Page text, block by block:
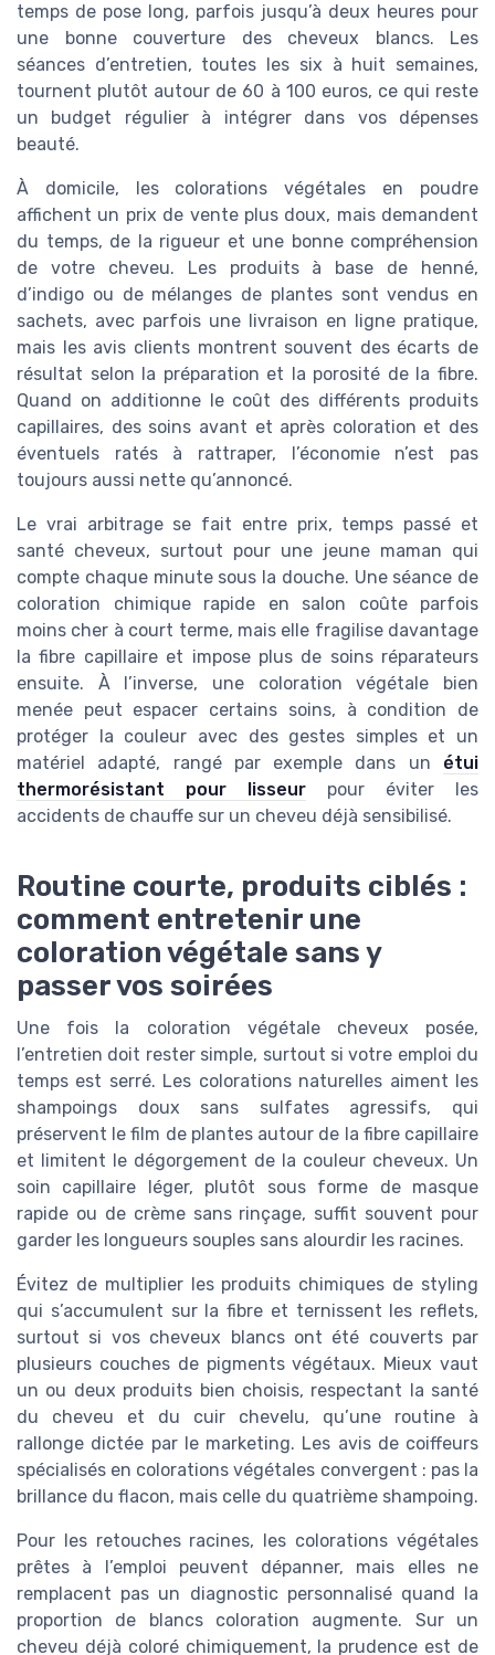
temps de pose long, parfois jusqu’à deux heures pour
une bonne couverture des cheveux blancs. Les
séances d’entretien, toutes les six à huit semaines,
tournent plutôt autour de 60 à 100 euros, ce qui reste
un budget régulier à intégrer dans vos dépenses
beauté.
À domicile, les colorations végétales en poudre
affichent un prix de vente plus doux, mais demandent
du temps, de la rigueur et une bonne compréhension
de votre cheveu. Les produits à base de henné,
d’indigo ou de mélanges de plantes sont vendus en
sachets, avec parfois une livraison en ligne pratique,
mais les avis clients montrent souvent des écarts de
résultat selon la préparation et la porosité de la fibre.
Quand on additionne le coût des différents produits
capillaires, des soins avant et après coloration et des
éventuels ratés à rattraper, l’économie n’est pas
toujours aussi nette qu’annoncé.
Le vrai arbitrage se fait entre prix, temps passé et
santé cheveux, surtout pour une jeune maman qui
compte chaque minute sous la douche. Une séance de
coloration chimique rapide en salon coûte parfois
moins cher à court terme, mais elle fragilise davantage
la fibre capillaire et impose plus de soins réparateurs
ensuite. À l’inverse, une coloration végétale bien
menée peut espacer certains soins, à condition de
protéger la couleur avec des gestes simples et un
matériel adapté, rangé par exemple dans un étui
thermorésistant pour lisseur pour éviter les
accidents de chauffe sur un cheveu déjà sensibilisé.
Routine courte, produits ciblés :
comment entretenir une
coloration végétale sans y
passer vos soirées
Une fois la coloration végétale cheveux posée,
l’entretien doit rester simple, surtout si votre emploi du
temps est serré. Les colorations naturelles aiment les
shampoings doux sans sulfates agressifs, qui
préservent le film de plantes autour de la fibre capillaire
et limitent le dégorgement de la couleur cheveux. Un
soin capillaire léger, plutôt sous forme de masque
rapide ou de crème sans rinçage, suffit souvent pour
garder les longueurs souples sans alourdir les racines.
Évitez de multiplier les produits chimiques de styling
qui s’accumulent sur la fibre et ternissent les reflets,
surtout si vos cheveux blancs ont été couverts par
plusieurs couches de pigments végétaux. Mieux vaut
un ou deux produits bien choisis, respectant la santé
du cheveu et du cuir chevelu, qu’une routine à
rallonge dictée par le marketing. Les avis de coiffeurs
spécialisés en colorations végétales convergent : pas la
brillance du flacon, mais celle du quatrième shampoing.
Pour les retouches racines, les colorations végétales
prêtes à l’emploi peuvent dépanner, mais elles ne
remplacent pas un diagnostic personnalisé quand la
proportion de blancs coloration augmente. Sur un
cheveu déjà coloré chimiquement, la prudence est de